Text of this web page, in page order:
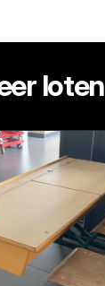
loten